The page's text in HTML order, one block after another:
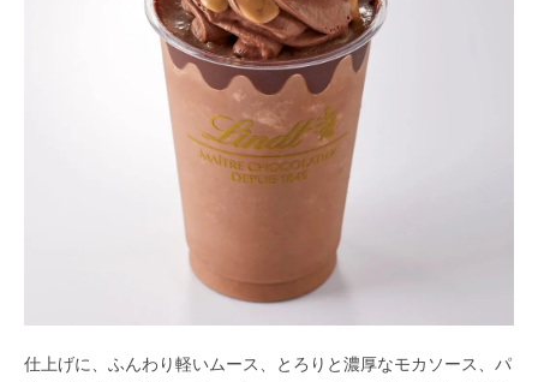
仕上げに、ふんわり軽いムース、とろりと濃厚なモカソース、パ